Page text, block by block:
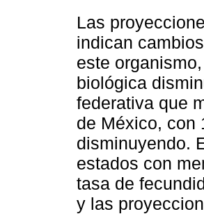
Las
indican
este
biológica
federativa que
de México, con
disminuyendo.
estados con
tasa de
y las